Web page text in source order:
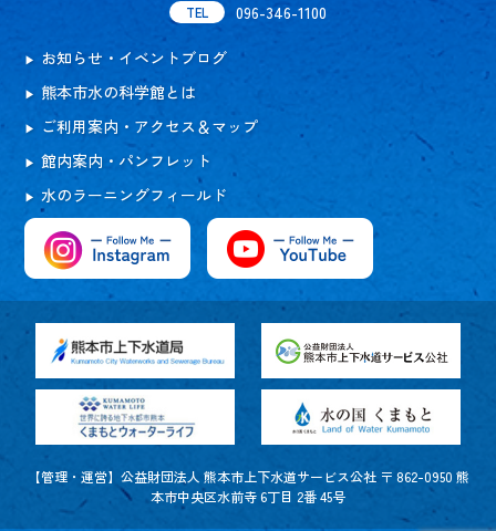
TEL 096-346-1100
お知らせ・イベントブログ
熊本市水の科学館とは
ご利用案内・アクセス＆マップ
館内案内・パンフレット
水のラーニングフィールド
【管理・運営】公益財団法人 熊本市上下水道サービス公社 〒 862-0950 熊
本市中央区水前寺 6丁目 2番 45号